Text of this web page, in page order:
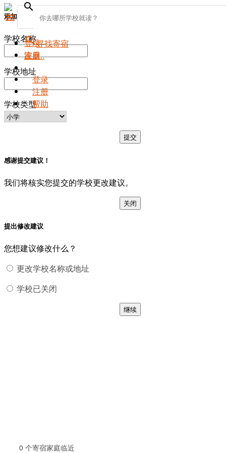
menu
search寻找寄宿
家庭..
登录
注册
帮助
添加新学校
学校名称
学校地址
学校类型
提交
感谢提交建议！
我们将核实您提交的学校更改建议。
关闭
提出修改建议
您想建议修改什么？
更改学校名称或地址
学校已关闭
继续
search
登录
注册
0 个寄宿家庭临近